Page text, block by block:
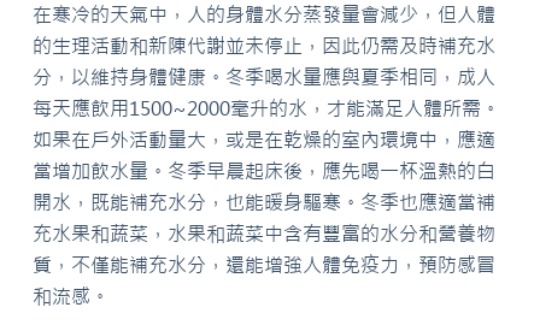
在寒冷的天氣中，人的身體水分蒸發量會減少，但人體
的生理活動和新陳代謝並未停止，因此仍需及時補充水
分，以維持身體健康。冬季喝水量應與夏季相同，成人
每天應飲用1500~2000毫升的水，才能滿足人體所需。
如果在戶外活動量大，或是在乾燥的室內環境中，應適
當增加飲水量。冬季早晨起床後，應先喝一杯溫熱的白
開水，既能補充水分，也能暖身驅寒。冬季也應適當補
充水果和蔬菜，水果和蔬菜中含有豐富的水分和營養物
質，不僅能補充水分，還能增強人體免疫力，預防感冒
和流感。